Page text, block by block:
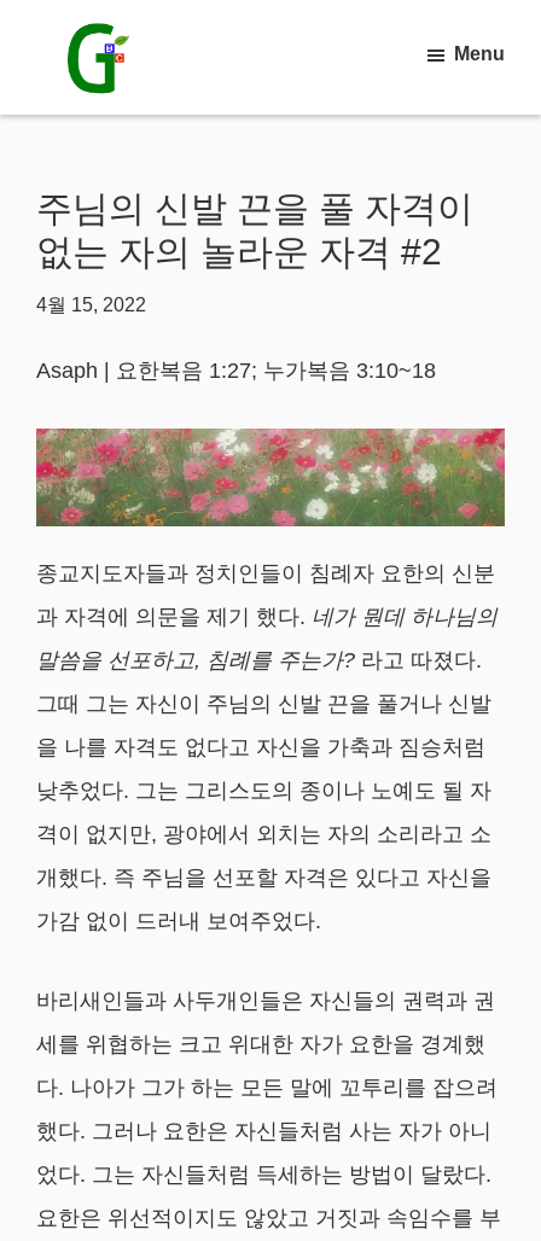
main
primary
강
음
침
례
교
Menu
주님의 신발 끈을 풀 자격이
없는 자의 놀라운 자격 #2
Asaph | 요한복음 1:27; 누가복음 3:10~18
종교지도자들과 정치인들이 침례자 요한의 신분
과 자격에 의문을 제기 했다. 네가 뭔데 하나님의
말씀을 선포하고, 침례를 주는가? 라고 따졌다.
그때 그는 자신이 주님의 신발 끈을 풀거나 신발
을 나를 자격도 없다고 자신을 가축과 짐승처럼
낮추었다. 그는 그리스도의 종이나 노예도 될 자
격이 없지만, 광야에서 외치는 자의 소리라고 소
개했다. 즉 주님을 선포할 자격은 있다고 자신을
가감 없이 드러내 보여주었다.
바리새인들과 사두개인들은 자신들의 권력과 권
세를 위협하는 크고 위대한 자가 요한을 경계했
다. 나아가 그가 하는 모든 말에 꼬투리를 잡으려
했다. 그러나 요한은 자신들처럼 사는 자가 아니
었다. 그는 자신들처럼 득세하는 방법이 달랐다.
요한은 위선적이지도 않았고 거짓과 속임수를 부